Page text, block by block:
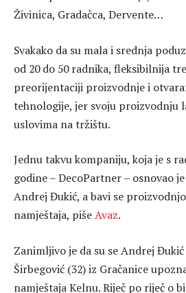
Živinica, Gradačca, Dervente…
Svakako da su mala i srednja
od 20 do 50 radnika, fleksibilnija
preorijentaciji proizvodnje i
tehnologije, jer svoju proizvodnju
uslovima na tržištu.
Jednu takvu kompaniju, koja je s
godine – DecoPartner – osnovao
Andrej Đukić, a bavi se
namještaja, pišeAvaz.
Zanimljivo je da su se Andrej
Širbegović (32) iz Gračanice
namještaja Kelnu. Riječ po riječ o